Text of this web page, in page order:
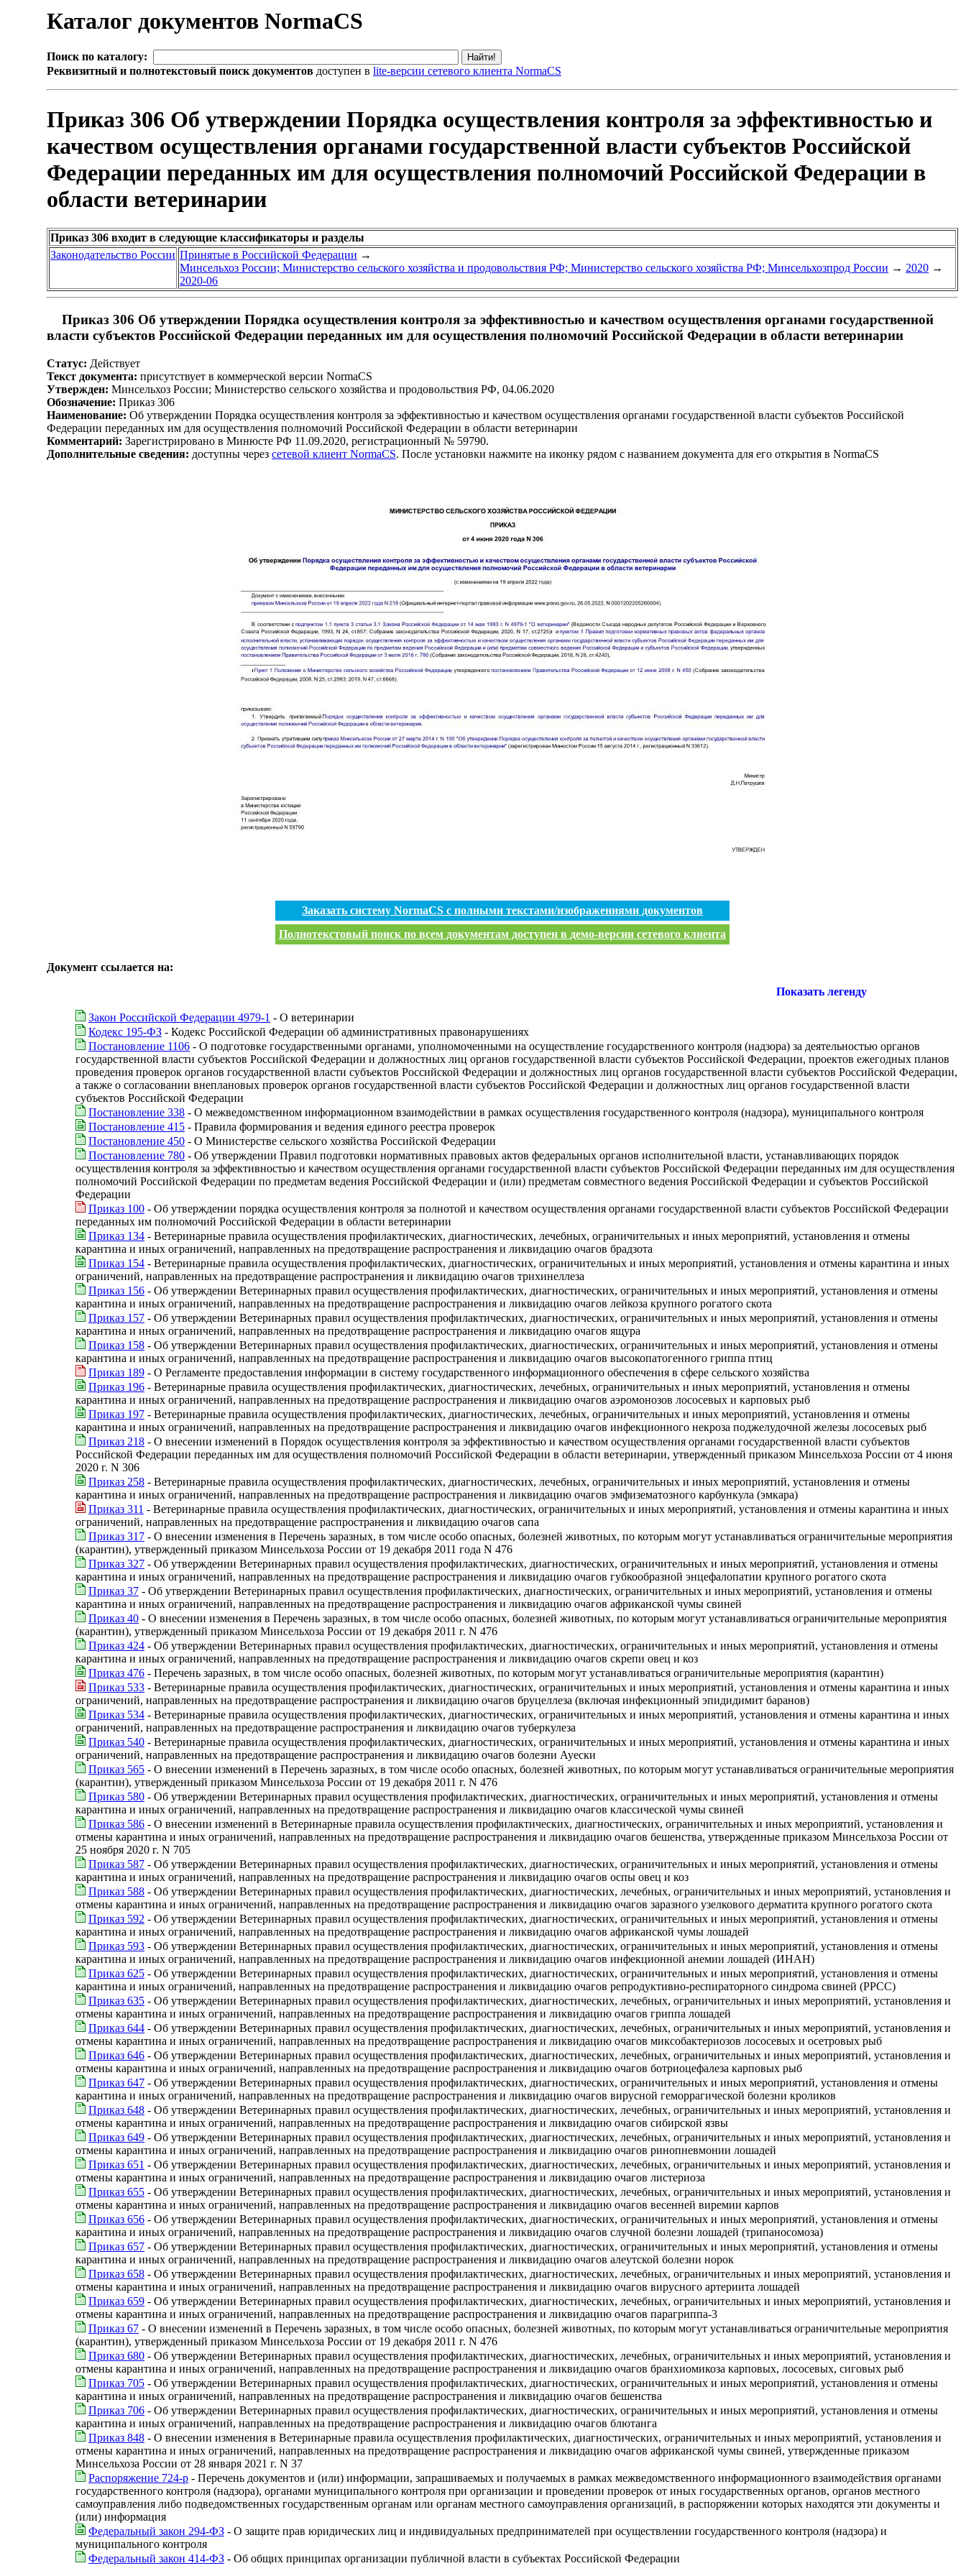
Каталог документов NormaCS
Поиск по каталогу:
Реквизитный и полнотекстовый поиск документов доступен в lite-версии сетевого клиента NormaCS
Приказ 306 Об утверждении Порядка осуществления контроля за эффективностью и
качеством осуществления органами государственной власти субъектов Российской
Федерации переданных им для осуществления полномочий Российской Федерации в
области ветеринарии
Приказ 306 входит в следующие классификаторы и разделы
Законодательство России Принятые в Российской Федерации →
Минсельхоз России; Министерство сельского хозяйства и продовольствия РФ; Министерство сельского хозяйства РФ; Минсельхозпрод России → 2020 →
2020-06
Приказ 306 Об утверждении Порядка осуществления контроля за эффективностью и качеством осуществления органами государственной
власти субъектов Российской Федерации переданных им для осуществления полномочий Российской Федерации в области ветеринарии
Статус: Действует
Текст документа: присутствует в коммерческой версии NormaCS
Утвержден: Минсельхоз России; Министерство сельского хозяйства и продовольствия РФ, 04.06.2020
Обозначение: Приказ 306
Наименование: Об утверждении Порядка осуществления контроля за эффективностью и качеством осуществления органами государственной власти субъектов Российской
Федерации переданных им для осуществления полномочий Российской Федерации в области ветеринарии
Комментарий: Зарегистрировано в Минюсте РФ 11.09.2020, регистрационный № 59790.
Дополнительные сведения: доступны через сетевой клиент NormaCS. После установки нажмите на иконку рядом с названием документа для его открытия в NormaCS
Заказать систему NormaCS с полными текстами/изображениями документов
Полнотекстовый поиск по всем документам доступен в демо-версии сетевого клиента
Документ ссылается на:
Показать легенду
Закон Российской Федерации 4979-1 - О ветеринарии
Кодекс 195-ФЗ - Кодекс Российской Федерации об административных правонарушениях
Постановление 1106 - О подготовке государственными органами, уполномоченными на осуществление государственного контроля (надзора) за деятельностью органов
государственной власти субъектов Российской Федерации и должностных лиц органов государственной власти субъектов Российской Федерации, проектов ежегодных планов
проведения проверок органов государственной власти субъектов Российской Федерации и должностных лиц органов государственной власти субъектов Российской Федерации,
а также о согласовании внеплановых проверок органов государственной власти субъектов Российской Федерации и должностных лиц органов государственной власти
субъектов Российской Федерации
Постановление 338 - О межведомственном информационном взаимодействии в рамках осуществления государственного контроля (надзора), муниципального контроля
Постановление 415 - Правила формирования и ведения единого реестра проверок
Постановление 450 - О Министерстве сельского хозяйства Российской Федерации
Постановление 780 - Об утверждении Правил подготовки нормативных правовых актов федеральных органов исполнительной власти, устанавливающих порядок
осуществления контроля за эффективностью и качеством осуществления органами государственной власти субъектов Российской Федерации переданных им для осуществления
полномочий Российской Федерации по предметам ведения Российской Федерации и (или) предметам совместного ведения Российской Федерации и субъектов Российской
Федерации
Приказ 100 - Об утверждении порядка осуществления контроля за полнотой и качеством осуществления органами государственной власти субъектов Российской Федерации
переданных им полномочий Российской Федерации в области ветеринарии
Приказ 134 - Ветеринарные правила осуществления профилактических, диагностических, лечебных, ограничительных и иных мероприятий, установления и отмены
карантина и иных ограничений, направленных на предотвращение распространения и ликвидацию очагов брадзота
Приказ 154 - Ветеринарные правила осуществления профилактических, диагностических, ограничительных и иных мероприятий, установления и отмены карантина и иных
ограничений, направленных на предотвращение распространения и ликвидацию очагов трихинеллеза
Приказ 156 - Об утверждении Ветеринарных правил осуществления профилактических, диагностических, ограничительных и иных мероприятий, установления и отмены
карантина и иных ограничений, направленных на предотвращение распространения и ликвидацию очагов лейкоза крупного рогатого скота
Приказ 157 - Об утверждении Ветеринарных правил осуществления профилактических, диагностических, ограничительных и иных мероприятий, установления и отмены
карантина и иных ограничений, направленных на предотвращение распространения и ликвидацию очагов ящура
Приказ 158 - Об утверждении Ветеринарных правил осуществления профилактических, диагностических, ограничительных и иных мероприятий, установления и отмены
карантина и иных ограничений, направленных на предотвращение распространения и ликвидацию очагов высокопатогенного гриппа птиц
Приказ 189 - О Регламенте предоставления информации в систему государственного информационного обеспечения в сфере сельского хозяйства
Приказ 196 - Ветеринарные правила осуществления профилактических, диагностических, лечебных, ограничительных и иных мероприятий, установления и отмены
карантина и иных ограничений, направленных на предотвращение распространения и ликвидацию очагов аэромонозов лососевых и карповых рыб
Приказ 197 - Ветеринарные правила осуществления профилактических, диагностических, лечебных, ограничительных и иных мероприятий, установления и отмены
карантина и иных ограничений, направленных на предотвращение распространения и ликвидацию очагов инфекционного некроза поджелудочной железы лососевых рыб
Приказ 218 - О внесении изменений в Порядок осуществления контроля за эффективностью и качеством осуществления органами государственной власти субъектов
Российской Федерации переданных им для осуществления полномочий Российской Федерации в области ветеринарии, утвержденный приказом Минсельхоза России от 4 июня
2020 г. N 306
Приказ 258 - Ветеринарные правила осуществления профилактических, диагностических, лечебных, ограничительных и иных мероприятий, установления и отмены
карантина и иных ограничений, направленных на предотвращение распространения и ликвидацию очагов эмфизематозного карбункула (эмкара)
Приказ 311 - Ветеринарные правила осуществления профилактических, диагностических, ограничительных и иных мероприятий, установления и отмены карантина и иных
ограничений, направленных на предотвращение распространения и ликвидацию очагов сапа
Приказ 317 - О внесении изменения в Перечень заразных, в том числе особо опасных, болезней животных, по которым могут устанавливаться ограничительные мероприятия
(карантин), утвержденный приказом Минсельхоза России от 19 декабря 2011 года N 476
Приказ 327 - Об утверждении Ветеринарных правил осуществления профилактических, диагностических, ограничительных и иных мероприятий, установления и отмены
карантина и иных ограничений, направленных на предотвращение распространения и ликвидацию очагов губкообразной энцефалопатии крупного рогатого скота
Приказ 37 - Об утверждении Ветеринарных правил осуществления профилактических, диагностических, ограничительных и иных мероприятий, установления и отмены
карантина и иных ограничений, направленных на предотвращение распространения и ликвидацию очагов африканской чумы свиней
Приказ 40 - О внесении изменения в Перечень заразных, в том числе особо опасных, болезней животных, по которым могут устанавливаться ограничительные мероприятия
(карантин), утвержденный приказом Минсельхоза России от 19 декабря 2011 г. N 476
Приказ 424 - Об утверждении Ветеринарных правил осуществления профилактических, диагностических, ограничительных и иных мероприятий, установления и отмены
карантина и иных ограничений, направленных на предотвращение распространения и ликвидацию очагов скрепи овец и коз
Приказ 476 - Перечень заразных, в том числе особо опасных, болезней животных, по которым могут устанавливаться ограничительные мероприятия (карантин)
Приказ 533 - Ветеринарные правила осуществления профилактических, диагностических, ограничительных и иных мероприятий, установления и отмены карантина и иных
ограничений, направленных на предотвращение распространения и ликвидацию очагов бруцеллеза (включая инфекционный эпидидимит баранов)
Приказ 534 - Ветеринарные правила осуществления профилактических, диагностических, ограничительных и иных мероприятий, установления и отмены карантина и иных
ограничений, направленных на предотвращение распространения и ликвидацию очагов туберкулеза
Приказ 540 - Ветеринарные правила осуществления профилактических, диагностических, ограничительных и иных мероприятий, установления и отмены карантина и иных
ограничений, направленных на предотвращение распространения и ликвидацию очагов болезни Ауески
Приказ 565 - О внесении изменений в Перечень заразных, в том числе особо опасных, болезней животных, по которым могут устанавливаться ограничительные мероприятия
(карантин), утвержденный приказом Минсельхоза России от 19 декабря 2011 г. N 476
Приказ 580 - Об утверждении Ветеринарных правил осуществления профилактических, диагностических, ограничительных и иных мероприятий, установления и отмены
карантина и иных ограничений, направленных на предотвращение распространения и ликвидацию очагов классической чумы свиней
Приказ 586 - О внесении изменений в Ветеринарные правила осуществления профилактических, диагностических, ограничительных и иных мероприятий, установления и
отмены карантина и иных ограничений, направленных на предотвращение распространения и ликвидацию очагов бешенства, утвержденные приказом Минсельхоза России от
25 ноября 2020 г. N 705
Приказ 587 - Об утверждении Ветеринарных правил осуществления профилактических, диагностических, ограничительных и иных мероприятий, установления и отмены
карантина и иных ограничений, направленных на предотвращение распространения и ликвидацию очагов оспы овец и коз
Приказ 588 - Об утверждении Ветеринарных правил осуществления профилактических, диагностических, лечебных, ограничительных и иных мероприятий, установления и
отмены карантина и иных ограничений, направленных на предотвращение распространения и ликвидацию очагов заразного узелкового дерматита крупного рогатого скота
Приказ 592 - Об утверждении Ветеринарных правил осуществления профилактических, диагностических, ограничительных и иных мероприятий, установления и отмены
карантина и иных ограничений, направленных на предотвращение распространения и ликвидацию очагов африканской чумы лошадей
Приказ 593 - Об утверждении Ветеринарных правил осуществления профилактических, диагностических, ограничительных и иных мероприятий, установления и отмены
карантина и иных ограничений, направленных на предотвращение распространения и ликвидацию очагов инфекционной анемии лошадей (ИНАН)
Приказ 625 - Об утверждении Ветеринарных правил осуществления профилактических, диагностических, ограничительных и иных мероприятий, установления и отмены
карантина и иных ограничений, направленных на предотвращение распространения и ликвидацию очагов репродуктивно-респираторного синдрома свиней (РРСС)
Приказ 635 - Об утверждении Ветеринарных правил осуществления профилактических, диагностических, лечебных, ограничительных и иных мероприятий, установления и
отмены карантина и иных ограничений, направленных на предотвращение распространения и ликвидацию очагов гриппа лошадей
Приказ 644 - Об утверждении Ветеринарных правил осуществления профилактических, диагностических, лечебных, ограничительных и иных мероприятий, установления и
отмены карантина и иных ограничений, направленных на предотвращение распространения и ликвидацию очагов миксобактериозов лососевых и осетровых рыб
Приказ 646 - Об утверждении Ветеринарных правил осуществления профилактических, диагностических, лечебных, ограничительных и иных мероприятий, установления и
отмены карантина и иных ограничений, направленных на предотвращение распространения и ликвидацию очагов ботриоцефалеза карповых рыб
Приказ 647 - Об утверждении Ветеринарных правил осуществления профилактических, диагностических, ограничительных и иных мероприятий, установления и отмены
карантина и иных ограничений, направленных на предотвращение распространения и ликвидацию очагов вирусной геморрагической болезни кроликов
Приказ 648 - Об утверждении Ветеринарных правил осуществления профилактических, диагностических, лечебных, ограничительных и иных мероприятий, установления и
отмены карантина и иных ограничений, направленных на предотвращение распространения и ликвидацию очагов сибирской язвы
Приказ 649 - Об утверждении Ветеринарных правил осуществления профилактических, диагностических, лечебных, ограничительных и иных мероприятий, установления и
отмены карантина и иных ограничений, направленных на предотвращение распространения и ликвидацию очагов ринопневмонии лошадей
Приказ 651 - Об утверждении Ветеринарных правил осуществления профилактических, диагностических, лечебных, ограничительных и иных мероприятий, установления и
отмены карантина и иных ограничений, направленных на предотвращение распространения и ликвидацию очагов листериоза
Приказ 655 - Об утверждении Ветеринарных правил осуществления профилактических, диагностических, лечебных, ограничительных и иных мероприятий, установления и
отмены карантина и иных ограничений, направленных на предотвращение распространения и ликвидацию очагов весенней виремии карпов
Приказ 656 - Об утверждении Ветеринарных правил осуществления профилактических, диагностических, ограничительных и иных мероприятий, установления и отмены
карантина и иных ограничений, направленных на предотвращение распространения и ликвидацию очагов случной болезни лошадей (трипаносомоза)
Приказ 657 - Об утверждении Ветеринарных правил осуществления профилактических, диагностических, ограничительных и иных мероприятий, установления и отмены
карантина и иных ограничений, направленных на предотвращение распространения и ликвидацию очагов алеутской болезни норок
Приказ 658 - Об утверждении Ветеринарных правил осуществления профилактических, диагностических, лечебных, ограничительных и иных мероприятий, установления и
отмены карантина и иных ограничений, направленных на предотвращение распространения и ликвидацию очагов вирусного артериита лошадей
Приказ 659 - Об утверждении Ветеринарных правил осуществления профилактических, диагностических, лечебных, ограничительных и иных мероприятий, установления и
отмены карантина и иных ограничений, направленных на предотвращение распространения и ликвидацию очагов парагриппа-3
Приказ 67 - О внесении изменений в Перечень заразных, в том числе особо опасных, болезней животных, по которым могут устанавливаться ограничительные мероприятия
(карантин), утвержденный приказом Минсельхоза России от 19 декабря 2011 г. N 476
Приказ 680 - Об утверждении Ветеринарных правил осуществления профилактических, диагностических, лечебных, ограничительных и иных мероприятий, установления и
отмены карантина и иных ограничений, направленных на предотвращение распространения и ликвидацию очагов бранхиомикоза карповых, лососевых, сиговых рыб
Приказ 705 - Об утверждении Ветеринарных правил осуществления профилактических, диагностических, ограничительных и иных мероприятий, установления и отмены
карантина и иных ограничений, направленных на предотвращение распространения и ликвидацию очагов бешенства
Приказ 706 - Об утверждении Ветеринарных правил осуществления профилактических, диагностических, ограничительных и иных мероприятий, установления и отмены
карантина и иных ограничений, направленных на предотвращение распространения и ликвидацию очагов блютанга
Приказ 848 - О внесении изменения в Ветеринарные правила осуществления профилактических, диагностических, ограничительных и иных мероприятий, установления и
отмены карантина и иных ограничений, направленных на предотвращение распространения и ликвидацию очагов африканской чумы свиней, утвержденные приказом
Минсельхоза России от 28 января 2021 г. N 37
Распоряжение 724-р - Перечень документов и (или) информации, запрашиваемых и получаемых в рамках межведомственного информационного взаимодействия органами
государственного контроля (надзора), органами муниципального контроля при организации и проведении проверок от иных государственных органов, органов местного
самоуправления либо подведомственных государственным органам или органам местного самоуправления организаций, в распоряжении которых находятся эти документы и
(или) информация
Федеральный закон 294-ФЗ - О защите прав юридических лиц и индивидуальных предпринимателей при осуществлении государственного контроля (надзора) и
муниципального контроля
Федеральный закон 414-ФЗ - Об общих принципах организации публичной власти в субъектах Российской Федерации